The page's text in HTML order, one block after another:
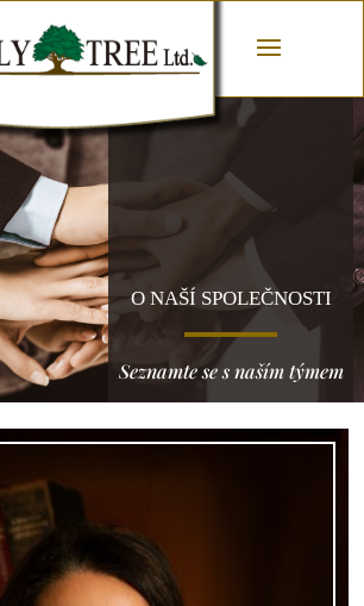
O NAŠÍ SPOLEČNOSTI
Seznamte se s naším týmem